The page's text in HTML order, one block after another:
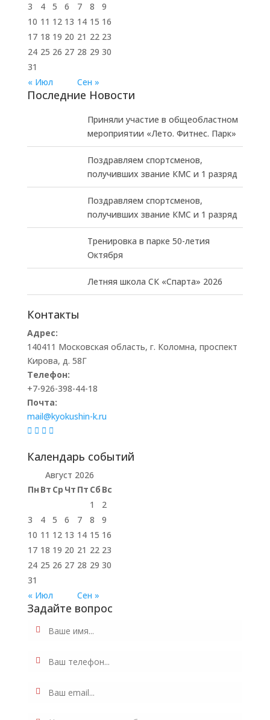
« Июл Сен »
3
4 5 6 7 8
9
10 11 12 13 14 15 16
17 18 19 20 21 22 23
24 25 26 27 28 29 30
31
Последние Новости
Приняли участие в общеобластном
мероприятии «Лето. Фитнес. Парк»
Поздравляем спортсменов,
получивших звание КМС и 1 разряд
Поздравляем спортсменов,
получивших звание КМС и 1 разряд
Тренировка в парке 50-летия
Октября
Летняя школа СК «Спарта» 2026
Контакты
Адрес:
140411 Московская область, г. Коломна, проспект
Кирова, д. 58Г
Телефон:
+7-926-398-44-18
Почта:
mail@kyokushin-k.ru
Календарь событий
Август 2026
Пн Вт Ср Чт Пт Сб Вс
« Июл Сен »
1
2
3
4 5 6 7 8
9
10 11 12 13 14 15 16
17 18 19 20 21 22 23
24 25 26 27 28 29 30
31
Задайте вопрос